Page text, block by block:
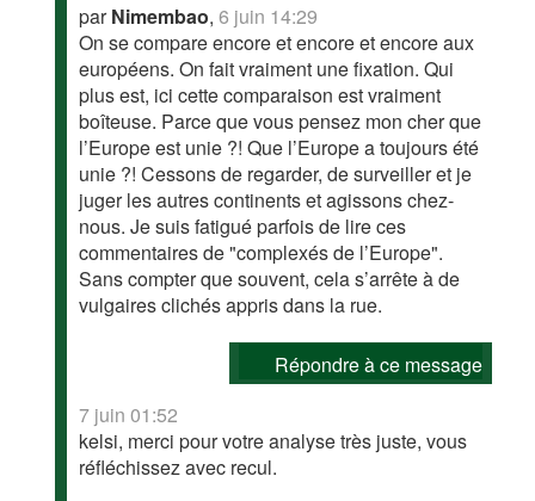
parNimembao,6 juin 14:29
On se compare encore et encore et encore aux
européens. On fait vraiment une fixation. Qui
plus est, ici cette comparaison est vraiment
boîteuse. Parce que vous pensez mon cher que
l’Europe est unie ?! Que l’Europe a toujours été
unie ?! Cessons de regarder, de surveiller et je
juger les autres continents et agissons chez-
nous. Je suis fatigué parfois de lire ces
commentaires de "complexés de l’Europe".
Sans compter que souvent, cela s’arrête à de
vulgaires clichés appris dans la rue.
Répondre à ce message
7 juin 01:52
kelsi, merci pour votre analyse très juste, vous
réfléchissez avec recul.